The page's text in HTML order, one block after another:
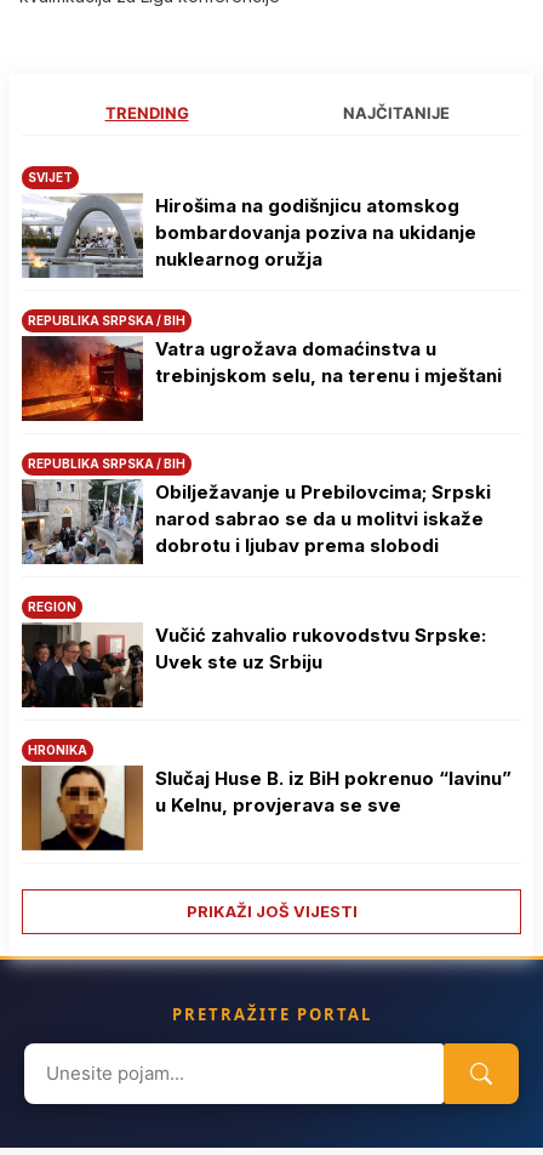
TRENDING NAJČITANIJE
SVIJET
Hirošima na godišnjicu atomskog
bombardovanja poziva na ukidanje
nuklearnog oružja
REPUBLIKA SRPSKA / BIH
Vatra ugrožava domaćinstva u
trebinjskom selu, na terenu i mještani
REPUBLIKA SRPSKA / BIH
Obilježavanje u Prebilovcima; Srpski
narod sabrao se da u molitvi iskaže
dobrotu i ljubav prema slobodi
REGION
Vučić zahvalio rukovodstvu Srpske:
Uvek ste uz Srbiju
HRONIKA
Slučaj Huse B. iz BiH pokrenuo “lavinu”
u Kelnu, provjerava se sve
PRIKAŽI JOŠ VIJESTI
PRETRAŽITE PORTAL
Search
for: